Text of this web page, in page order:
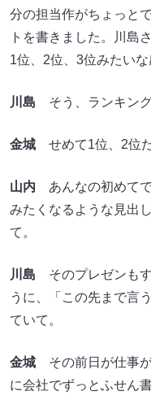
分の担当作がちょっと
トを書きました。川島
1位、2位、3位みたい
川島 そう、ランキング
金城 せめて1位、2位
山内 あんなの初めて
みたくなるような見出
て。
川島 そのプレゼンも
うに、「この先まで言
ていて。
金城 その前日が仕事
に会社でずっとふせん